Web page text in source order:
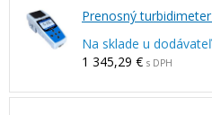
Prenosný
Na sklade u
1 345,29 € s DPH